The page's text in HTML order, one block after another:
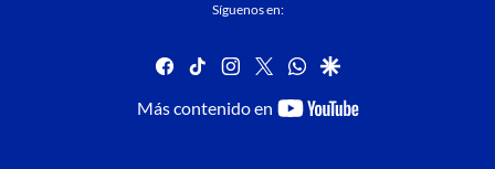
Síguenos en:
facebook
tiktok instagram
twitterwhatsapp
google
Más contenido en
youtube-